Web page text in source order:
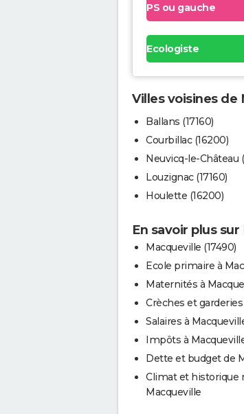
PS ou gauche
Ecologiste
Villes voisines de
Ballans (17160)
Courbillac (16200)
Neuvicq-le-Château
Louzignac (17160)
Houlette (16200)
En savoir plus
Macqueville (17490)
Ecole primaire à
Maternités à
Crèches et
Salaires à
Impôts à
Dette et budget de
Climat et historique
Macqueville